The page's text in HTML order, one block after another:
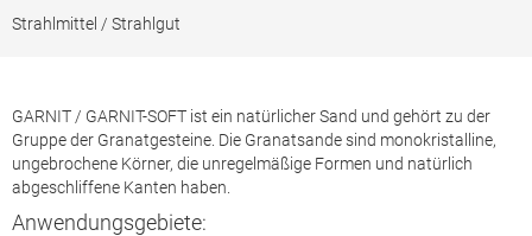
Strahlmittel / Strahlgut
GARNIT / GARNIT-SOFT ist ein natürlicher Sand und gehört zu der
Gruppe der Granatgesteine. Die Granatsande sind monokristalline,
ungebrochene Körner, die unregelmäßige Formen und natürlich
abgeschliffene Kanten haben.
Anwendungsgebiete: